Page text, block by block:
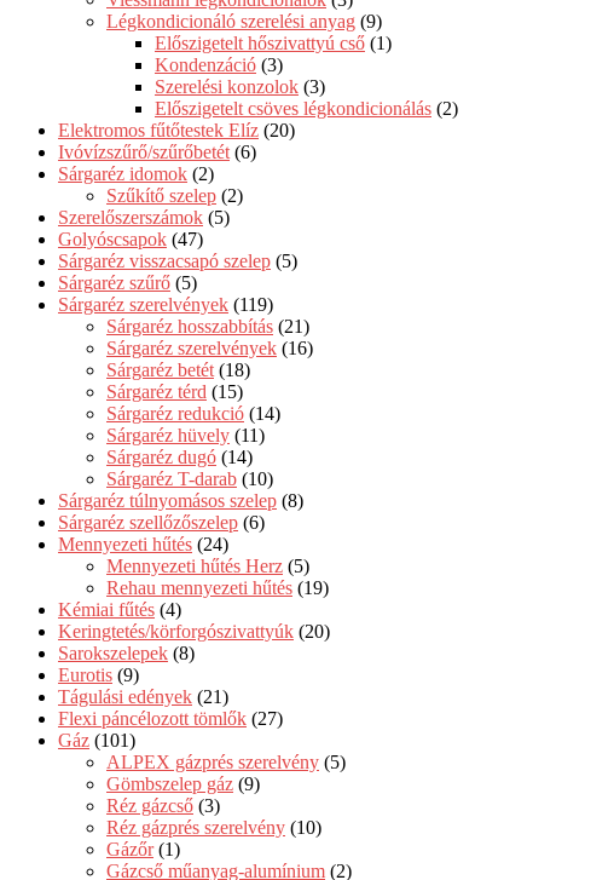
Légkondicionáló szerelési anyag (9)
Előszigetelt hőszivattyú cső (1)
Kondenzáció (3)
Szerelési konzolok (3)
Előszigetelt csöves légkondicionálás (2)
Elektromos fűtőtestek Elíz (20)
Ivóvízszűrő/szűrőbetét (6)
Sárgaréz idomok (2)
Szűkítő szelep (2)
Szerelőszerszámok (5)
Golyóscsapok (47)
Sárgaréz visszacsapó szelep (5)
Sárgaréz szűrő (5)
Sárgaréz szerelvények (119)
Sárgaréz hosszabbítás (21)
Sárgaréz szerelvények (16)
Sárgaréz betét (18)
Sárgaréz térd (15)
Sárgaréz redukció (14)
Sárgaréz hüvely (11)
Sárgaréz dugó (14)
Sárgaréz T-darab (10)
Sárgaréz túlnyomásos szelep (8)
Sárgaréz szellőzőszelep (6)
Mennyezeti hűtés (24)
Mennyezeti hűtés Herz (5)
Rehau mennyezeti hűtés (19)
Kémiai fűtés (4)
Keringtetés/körforgószivattyúk (20)
Sarokszelepek (8)
Eurotis (9)
Tágulási edények (21)
Flexi páncélozott tömlők (27)
Gáz (101)
ALPEX gázprés szerelvény (5)
Gömbszelep gáz (9)
Réz gázcső (3)
Réz gázprés szerelvény (10)
Gázőr (1)
Gázcső műanyag-alumínium (2)